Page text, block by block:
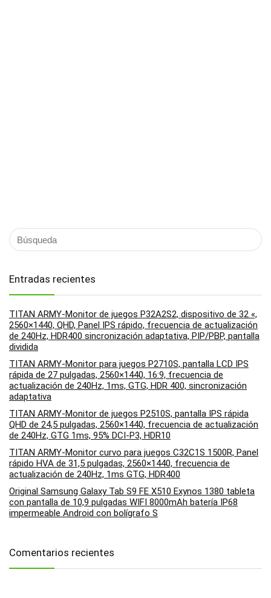
Entradas recientes
TITAN ARMY-Monitor de juegos P32A2S2, dispositivo de 32 «,
2560×1440, QHD, Panel IPS rápido, frecuencia de actualización
de 240Hz, HDR400 sincronización adaptativa, PIP/PBP, pantalla
dividida
TITAN ARMY-Monitor para juegos P2710S, pantalla LCD IPS
rápida de 27 pulgadas, 2560×1440, 16:9, frecuencia de
actualización de 240Hz, 1ms, GTG, HDR 400, sincronización
adaptativa
TITAN ARMY-Monitor de juegos P2510S, pantalla IPS rápida
QHD de 24,5 pulgadas, 2560×1440, frecuencia de actualización
de 240Hz, GTG 1ms, 95% DCI-P3, HDR10
TITAN ARMY-Monitor curvo para juegos C32C1S 1500R, Panel
rápido HVA de 31,5 pulgadas, 2560×1440, frecuencia de
actualización de 240Hz, 1ms GTG, HDR400
Original Samsung Galaxy Tab S9 FE X510 Exynos 1380 tableta
con pantalla de 10,9 pulgadas WIFI 8000mAh batería IP68
impermeable Android con bolígrafo S
Comentarios recientes